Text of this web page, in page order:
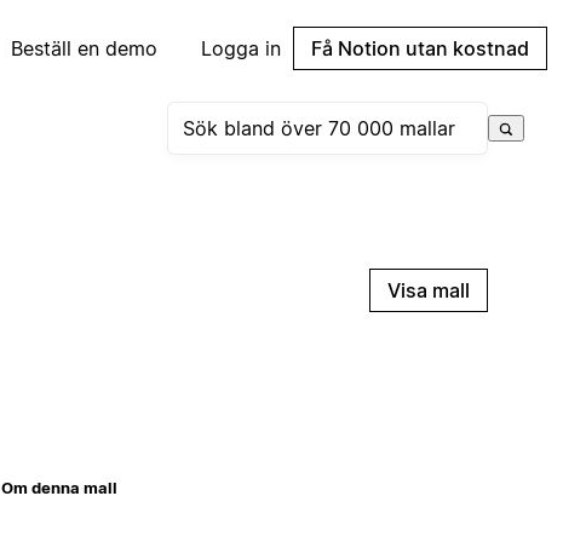
Beställ en demo Logga in Få Notion utan kostnad
Visa mall
Om denna mall